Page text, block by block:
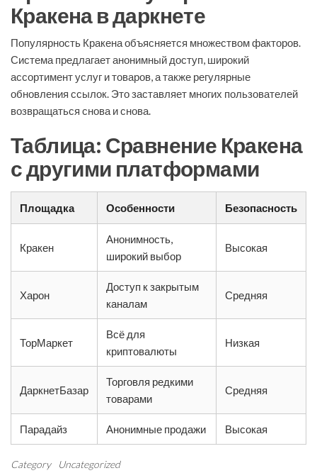
Кракена в даркнете
Популярность Кракена объясняется множеством факторов.
Система предлагает анонимный доступ, широкий
ассортимент услуг и товаров, а также регулярные
обновления ссылок. Это заставляет многих пользователей
возвращаться снова и снова.
Таблица: Сравнение Кракена
с другими платформами
Площадка Особенности Безопасность
Кракен
Анонимность,
широкий выбор
Высокая
Харон
Доступ к закрытым
каналам
Средняя
ТорМаркет
Всё для
криптовалюты
Низкая
ДаркнетБазар
Торговля редкими
товарами
Средняя
Парадайз Анонимные продажи Высокая
Category Uncategorized